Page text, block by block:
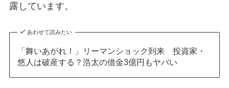
露しています。
あわせて読みたい
「舞いあがれ！」リーマンショック到来 投資家・
悠人は破産する？浩太の借金3億円もヤバい